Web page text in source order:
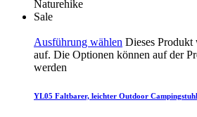
Naturehike
Sale
Ausführung wählen Dieses Produkt
auf. Die Optionen können auf der
werden
YL05 Faltbarer, leichter Outdoor